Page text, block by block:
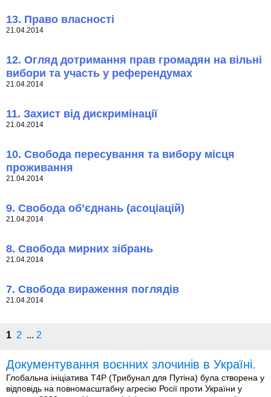
13. Право власності
21.04.2014
12. Огляд дотримання прав громадян на вільні
вибори та участь у референдумах
21.04.2014
11. Захист від дискримінації
21.04.2014
10. Свобода пересування та вибору місця
проживання
21.04.2014
9. Свобода об’єднань (асоціацій)
21.04.2014
8. Свобода мирних зібрань
21.04.2014
7. Свобода вираження поглядів
21.04.2014
1 2 ... 2
Документування воєнних злочинів в Україні.
Глобальна ініціатива T4P (Трибунал для Путіна) була створена у
відповідь на повномасштабну агресію Росії проти України у